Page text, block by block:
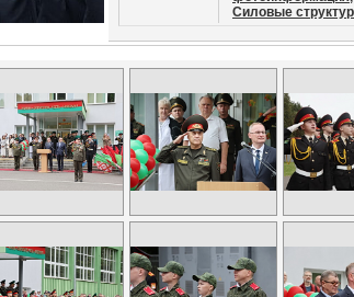
Силовые